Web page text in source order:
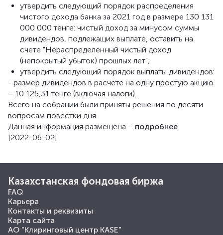
утвердить следующий порядок распределения
чистого дохода банка за 2021 год в размере 130 131
000 000 тенге: чистый доход за минусом суммы
дивидендов, подлежащих выплате, оставить на
счете "Нераспределенный чистый доход
(непокрытый убыток) прошлых лет";
утвердить следующий порядок выплаты дивидендов:
- размер дивидендов в расчете на одну простую акцию
– 10 125,31 тенге (включая налоги).
Всего на собрании были приняты решения по десяти
вопросам повестки дня.
Данная информация размещена – подробнее
[2022-06-02]
Казахстанская фондовая биржа
FAQ
Карьера
Контакты и реквизиты
Карта сайта
АО "Клиринговый центр KASE"